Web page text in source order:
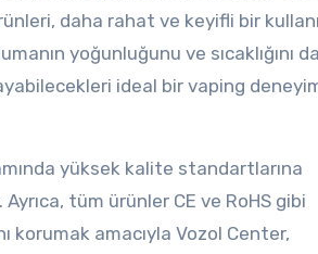
daha rahat ve keyifli bir
yoğunluğunu ve sıcaklığını da
ideal bir vaping
yüksek kalite standartlarına
tüm ürünler CE ve RoHS gibi
korumak amacıyla Vozol Center,